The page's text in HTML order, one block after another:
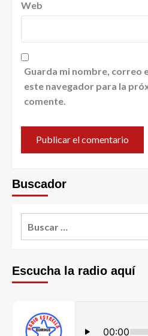
Web
Guarda mi nombre, correo
este navegador para la
comente.
Buscador
Escucha la radio aquí